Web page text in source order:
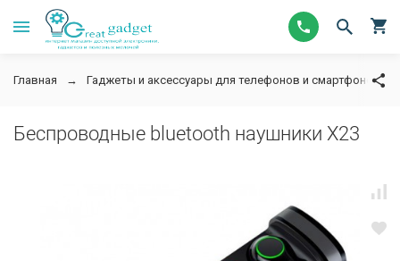
Главная Гаджеты и аксессуары для телефонов и смартфонов
Беспроводные bluetooth наушники X23